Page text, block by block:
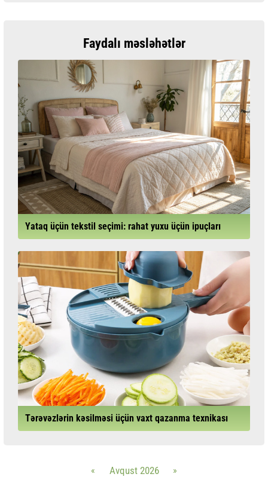
Faydalı məsləhətlər
Yataq üçün tekstil seçimi: rahat yuxu üçün ipuçları
Tərəvəzlərin kəsilməsi üçün vaxt qazanma texnikası
« Avqust 2026
»